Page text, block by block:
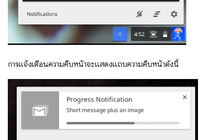
การแจ้งเตือนความคืบหน้าจะแสดงแถบความคืบหน้าดังนี้